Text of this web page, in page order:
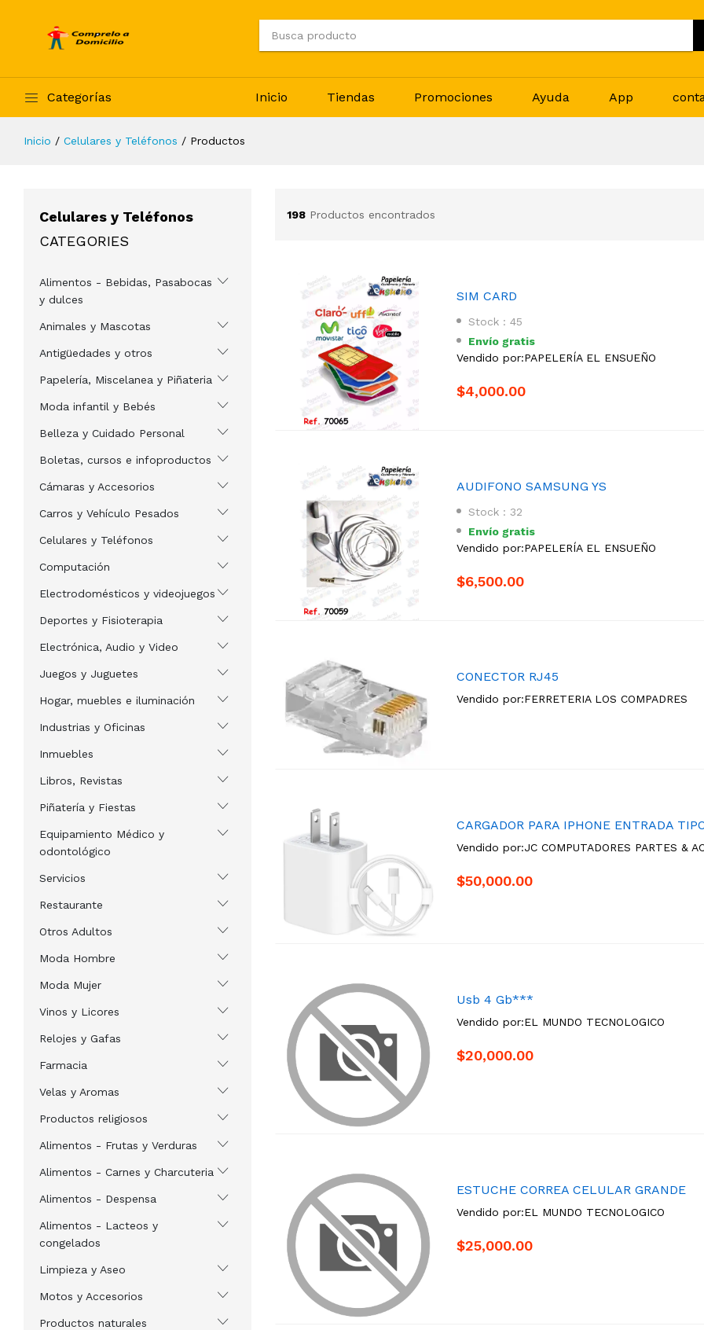
Categorías Inicio Tiendas Promociones Ayuda App
Inicio Celulares y Teléfonos Productos
Celulares y Teléfonos
CATEGORIES
Alimentos - Bebidas, Pasabocas
y dulces
Animales y Mascotas
Antigüedades y otros
Papelería, Miscelanea y Piñateria
Moda infantil y Bebés
Belleza y Cuidado Personal
Boletas, cursos e infoproductos
Cámaras y Accesorios
Carros y Vehículo Pesados
Celulares y Teléfonos
Computación
Electrodomésticos y videojuegos
Deportes y Fisioterapia
Electrónica, Audio y Video
Juegos y Juguetes
Hogar, muebles e iluminación
Industrias y Oficinas
Inmuebles
Libros, Revistas
Piñatería y Fiestas
Equipamiento Médico y
odontológico
Servicios
Restaurante
Otros Adultos
Moda Hombre
Moda Mujer
Vinos y Licores
Relojes y Gafas
Farmacia
Velas y Aromas
Productos religiosos
Alimentos - Frutas y Verduras
Alimentos - Carnes y Charcuteria
Alimentos - Despensa
Alimentos - Lacteos y
congelados
Limpieza y Aseo
Motos y Accesorios
Productos naturales
198 Productos encontrados
SIM CARD
Stock : 45
Envío gratis
Vendido por:PAPELERÍA EL ENSUEÑO
$4,000.00
AUDIFONO SAMSUNG YS
Stock : 32
Envío gratis
Vendido por:PAPELERÍA EL ENSUEÑO
$6,500.00
CONECTOR RJ45
Vendido por:FERRETERIA LOS COMPADRES
CARGADOR PARA IPHONE ENTRADA
Vendido por:JC COMPUTADORES PARTES &
$50,000.00
Usb 4 Gb***
Vendido por:EL MUNDO TECNOLOGICO
$20,000.00
ESTUCHE CORREA CELULAR GRANDE
Vendido por:EL MUNDO TECNOLOGICO
$25,000.00